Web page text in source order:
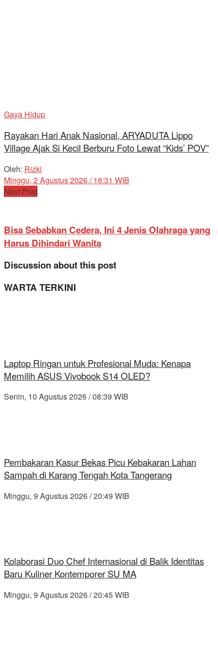
Gaya Hidup
Rayakan Hari Anak Nasional, ARYADUTA Lippo
Village Ajak Si Kecil Berburu Foto Lewat “Kids’ POV”
Oleh: Rizki
Minggu, 2 Agustus 2026 / 18:31 WIB
Next Post
Bisa Sebabkan Cedera, Ini 4 Jenis Olahraga yang
Harus Dihindari Wanita
Discussion about this post
WARTA TERKINI
Laptop Ringan untuk Profesional Muda: Kenapa
Memilih ASUS Vivobook S14 OLED?
Senin, 10 Agustus 2026 / 08:39 WIB
Pembakaran Kasur Bekas Picu Kebakaran Lahan
Sampah di Karang Tengah Kota Tangerang
Minggu, 9 Agustus 2026 / 20:49 WIB
Kolaborasi Duo Chef Internasional di Balik Identitas
Baru Kuliner Kontemporer SU MA
Minggu, 9 Agustus 2026 / 20:45 WIB